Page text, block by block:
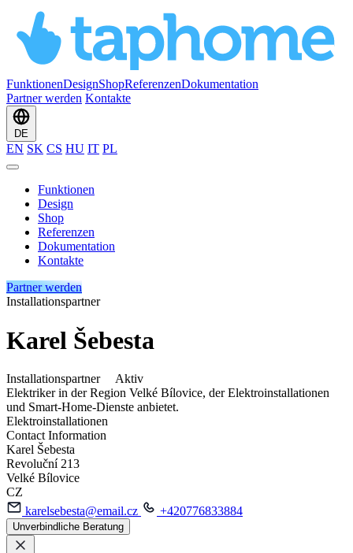
FunktionenDesignShopReferenzenDokumentation
Partner werden Kontakte
DE
EN SK CS HU IT PL
Funktionen
Design
Shop
Referenzen
Dokumentation
Kontakte
Partner werden
Installationspartner
Karel Šebesta
Installationspartner
Aktiv
Elektriker in der Region Velké Bílovice, der Elektroinstallationen
und Smart-Home-Dienste anbietet.
Elektroinstallationen
Contact Information
Karel Šebesta
Revoluční 213
Velké Bílovice
CZ
karelsebesta@email.cz
+420776833884
Unverbindliche Beratung